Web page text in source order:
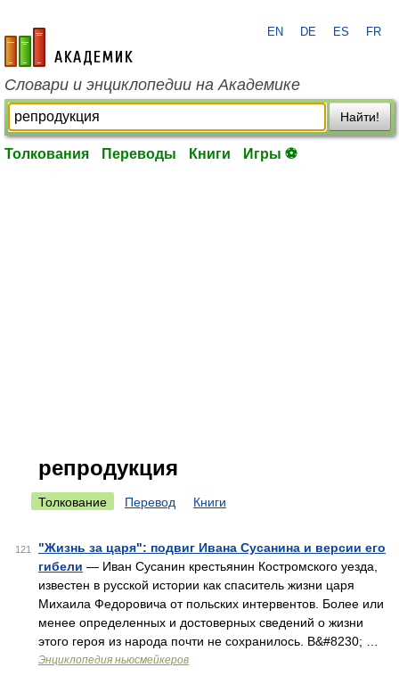
academic.ru
EN DE ES FR
Словари и энциклопедии на Академике
Найти!
Толкования Переводы Книги Игры ⚽
репродукция
Толкование Перевод Книги
121
"Жизнь за царя": подвиг Ивана Сусанина и версии его
гибели — Иван Сусанин крестьянин Костромского уезда,
известен в русской истории как спаситель жизни царя
Михаила Федоровича от польских интервентов. Более или
менее определенных и достоверных сведений о жизни
этого героя из народа почти не сохранилось. В&#8230; …
Энциклопедия ньюсмейкеров